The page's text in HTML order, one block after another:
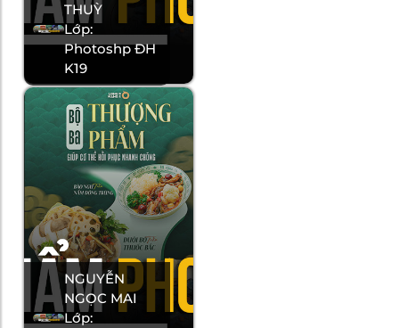
THUỲ
Lớp:
Photoshp ĐH
K19
NGUYỄN
NGỌC MAI
Lớp: